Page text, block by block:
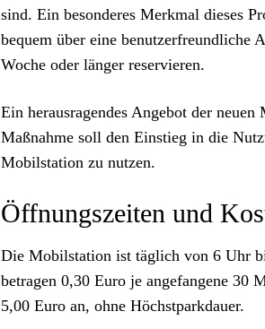
sind. Ein besonderes Merkmal dieses
bequem über eine benutzerfreundliche
Woche oder länger reservieren.
Ein herausragendes Angebot der
Maßnahme soll den Einstieg in die
Mobilstation zu nutzen.
Öffnungszeiten und
Die Mobilstation ist täglich von 6 Uhr
betragen 0,30 Euro je angefangene 30
5,00 Euro an, ohne Höchstparkdauer.